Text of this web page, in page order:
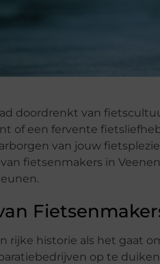
doordrenkt van
of een fervente
van jouw
fietsenmakers in
rijke historie als het gaat
op te